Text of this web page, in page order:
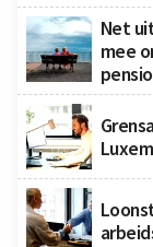
Net
mee